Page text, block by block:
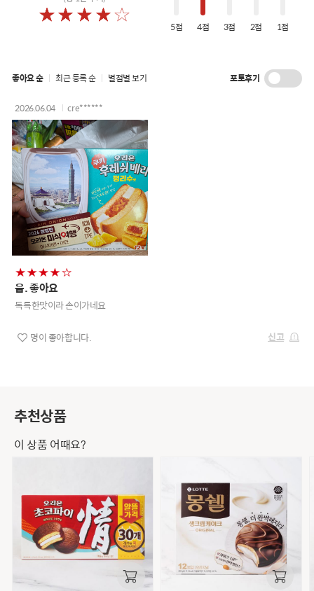
5점 4점 3점 2점 1점
좋아요 순 최근 등록 순 별점별 보기 포토후기
2026.06.04 cre******
음. 좋아요
독특한맛이라 손이가네요
명이 좋아합니다. 신고
추천상품
이 상품 어때요?